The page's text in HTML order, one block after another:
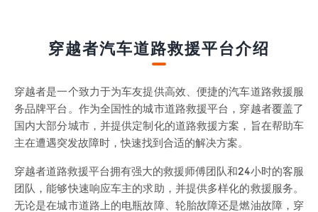
穿越者汽车道路救援平台介绍
穿越者是一个致力于为车友提供高效、便捷的汽车道路救援服
务品牌平台。作为全国性的城市道路救援平台，穿越者覆盖了
国内大部分城市，并提供定制化的道路救援方案，旨在帮助车
主在遭遇突发故障时，快速找到合适的解决方案。
穿越者道路救援平台拥有强大的救援师傅团队和24小时的客服
团队，能够快速响应车主的求助，并提供多样化的救援服务。
无论是在城市道路上的电瓶故障、轮胎故障还是燃油故障，穿